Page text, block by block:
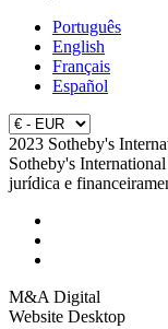
Português
English
Français
Español
2023 Sotheby's
Sotheby's
jurídica e
M&A Digital
Website Desktop